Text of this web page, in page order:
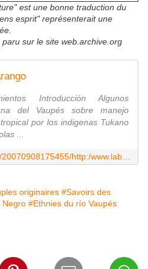
est une bonne traduction du
esprit" représenterait une
sur le site web.archive.org
Introducción Algunos
del Vaupés sobre manejo
por los indigenas Tukano
...
originaires #Savoirs des
Negro #Ethnies du río Vaupés